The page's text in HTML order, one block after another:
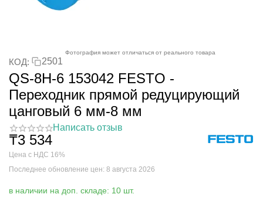
Фотография может отличаться от реального товара
КОД: 2501
QS-8H-6 153042 FESTO -
Переходник прямой редуцирующий
цанговый 6 мм-8 мм
Написать отзыв
₸3 534
Цена с НДС 16%
Последнее обновление цен: 8 августа 2026
в наличии на доп. складе: 10 шт.